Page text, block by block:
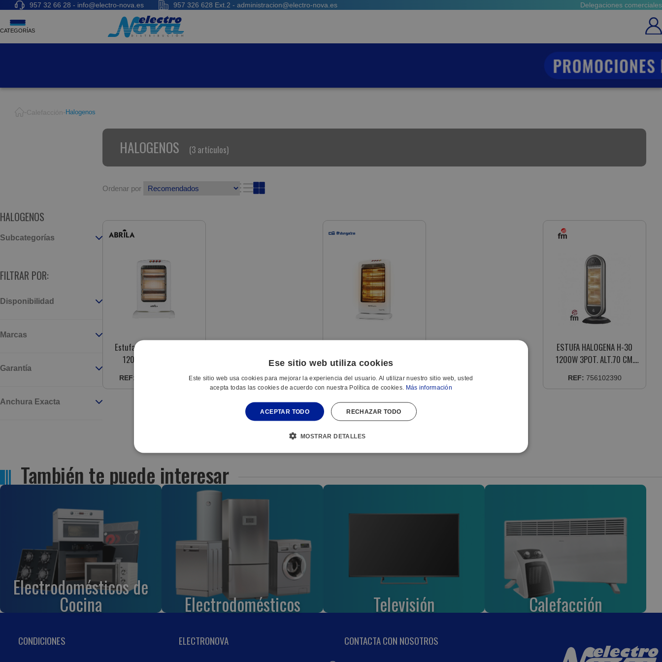
957 32 66 28 - info@electro-nova.es 957 326 628 Ext.2 - administracion@electro-nova.es Delegaciones comerciales
CATEGORÍAS
Calefacción Halogenos
HALOGENOS (3 artículos)
HALOGENOS
Subcategorías
FILTRAR POR:
Disponibilidad
Marcas
Garantía
Anchura Exacta
Ordenar por
Estufa Cuarzo Candente
1200W Blanco 3Pot
REF:
1200 W 3POT GIRAT.
REF: 022560350
ESTUFA HALOGENA H-30
1200W 3POT. ALT.70 CM.
REF: 756102390
También te puede interesar
Electrodomésticos de
Cocina Electrodomésticos Televisión Calefacción
CONDICIONES ELECTRONOVA CONTACTA CON NOSOTROS
Ese sitio web utiliza cookies
Este sitio web usa cookies para mejorar la experiencia del usuario. Al utilizar nuestro sitio web, usted
acepta todas las cookies de acuerdo con nuestra Política de cookies. Más información
ACEPTAR TODO RECHAZAR TODO
MOSTRAR DETALLES